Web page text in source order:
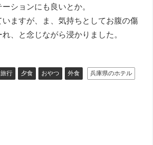
ションにも良いとか。
ますが、ま、気持ちとしてお腹の傷
、と念じながら浸かりました。
行 夕食 おやつ 外食 兵庫県のホテル